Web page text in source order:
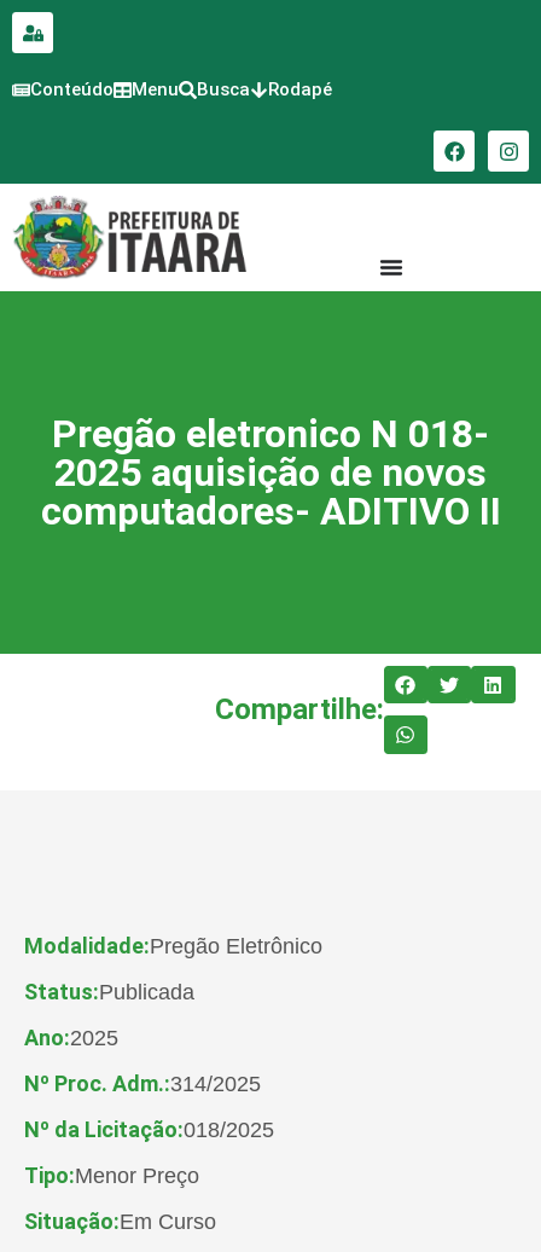
conteúdo
Conteúdo Menu Busca Rodapé
Pregão eletronico N 018-
2025 aquisição de novos
computadores- ADITIVO II
Compartilhe:
Modalidade:Pregão Eletrônico
Status:Publicada
Ano:2025
Nº Proc. Adm.:314/2025
Nº da Licitação:018/2025
Tipo:Menor Preço
Situação:Em Curso